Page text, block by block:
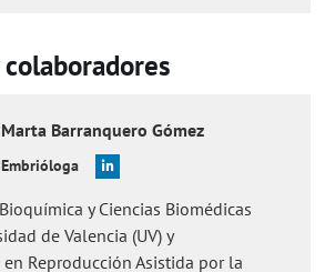
Health Information Center, U.S.
Prenatal Care. Retrieved November 9,
CR, Baird DB. Timing of intercourse in
effects on the probability of conception,
and sex of the baby. N Engl J Med
( Ver)
Marta Barranquero Gómez
Embrióloga
y Ciencias Biomédicas
de Valencia (UV) y
Reproducción Asistida por la